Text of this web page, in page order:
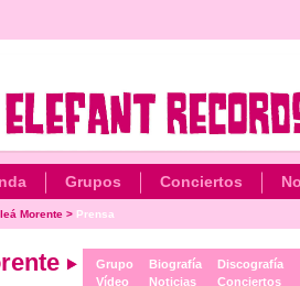
Grupos Conciertos
Morente> Prensa
Grupo
Vídeo
Biografía
Noticias
Discografía
Conciertos